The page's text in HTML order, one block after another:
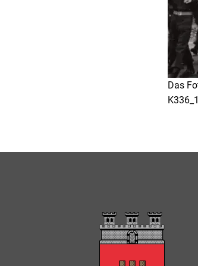
Das